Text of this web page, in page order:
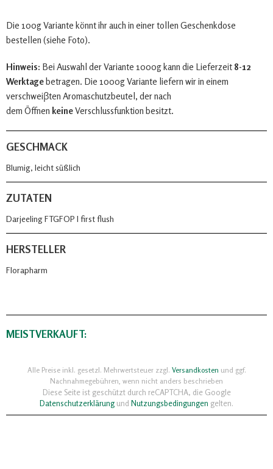
Die 100g Variante könnt ihr auch in einer tollen Geschenkdose
bestellen (siehe Foto).
Hinweis: Bei Auswahl der Variante 1000g kann die Lieferzeit 8-12
Werktagebetragen. Die 1000g Variante liefern wir in einem
verschweiβten Aromaschutzbeutel, der nach
dem Öffnen keineVerschlussfunktion besitzt.
GESCHMACK
Blumig, leicht süßlich
ZUTATEN
Darjeeling FTGFOP I first flush
HERSTELLER
Florapharm
MEISTVERKAUFT:
Alle Preise inkl. gesetzl. Mehrwertsteuer zzgl. Versandkosten und ggf.
Nachnahmegebühren, wenn nicht anders beschrieben
Diese Seite ist geschützt durch reCAPTCHA, die Google
Datenschutzerklärungund Nutzungsbedingungen gelten.